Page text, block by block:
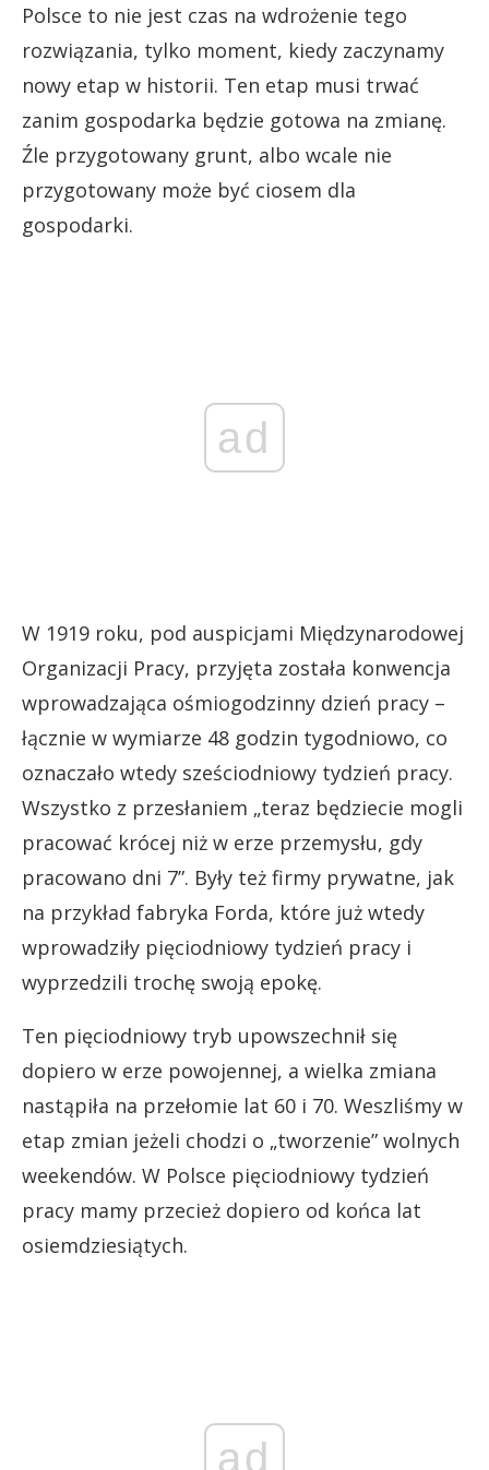
Polsce to nie jest czas na wdrożenie tego
rozwiązania, tylko moment, kiedy zaczynamy
nowy etap w historii. Ten etap musi trwać
zanim gospodarka będzie gotowa na zmianę.
Źle przygotowany grunt, albo wcale nie
przygotowany może być ciosem dla
gospodarki.
ad
W 1919 roku, pod auspicjami Międzynarodowej
Organizacji Pracy, przyjęta została konwencja
wprowadzająca ośmiogodzinny dzień pracy –
łącznie w wymiarze 48 godzin tygodniowo, co
oznaczało wtedy sześciodniowy tydzień pracy.
Wszystko z przesłaniem „teraz będziecie mogli
pracować krócej niż w erze przemysłu, gdy
pracowano dni 7”. Były też firmy prywatne, jak
na przykład fabryka Forda, które już wtedy
wprowadziły pięciodniowy tydzień pracy i
wyprzedzili trochę swoją epokę.
Ten pięciodniowy tryb upowszechnił się
dopiero w erze powojennej, a wielka zmiana
nastąpiła na przełomie lat 60 i 70. Weszliśmy w
etap zmian jeżeli chodzi o „tworzenie” wolnych
weekendów. W Polsce pięciodniowy tydzień
pracy mamy przecież dopiero od końca lat
osiemdziesiątych.
ad